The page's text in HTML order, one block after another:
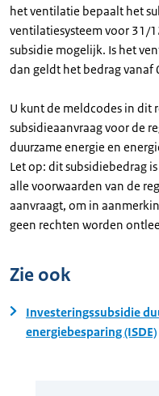
het ventilatie bepaalt het
ventilatiesysteem voor 31/
subsidie mogelijk. Is het
dan geldt het bedrag
U kunt de meldcodes in dit
subsidieaanvraag voor de
duurzame energie en
Let op: dit subsidiebedrag
alle voorwaarden van de
aanvraagt, om in
geen rechten worden
Zie ook
Investeringssubsidie
energiebesparing (ISDE)